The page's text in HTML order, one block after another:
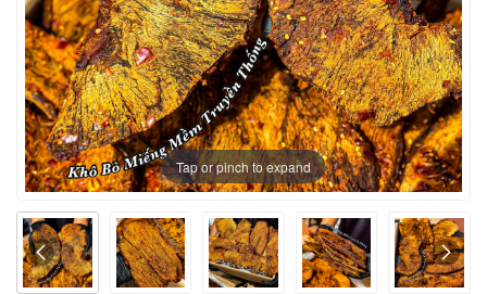
Tap or pinch to expand